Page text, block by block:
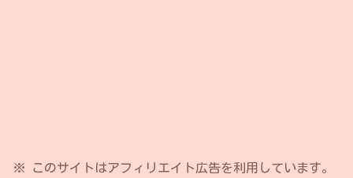
※ このサイトはアフィリエイト広告を利用しています。